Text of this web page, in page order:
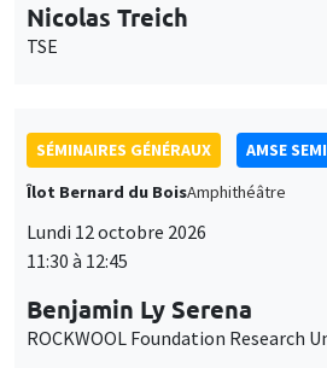
Nicolas Treich
TSE
SÉMINAIRES GÉNÉRAUX
AMSE
Îlot Bernard du BoisAmphithéâtre
Lundi 12 octobre 2026
11:30 à 12:45
Benjamin Ly Serena
ROCKWOOL Foundation Research